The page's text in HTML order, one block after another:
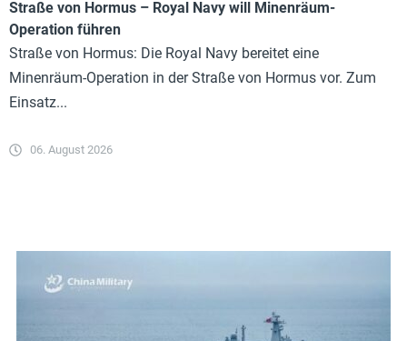
Straße von Hormus – Royal Navy will Minenräum-
Operation führen
Straße von Hormus: Die Royal Navy bereitet eine
Minenräum-Operation in der Straße von Hormus vor. Zum
Einsatz...
06. August 2026